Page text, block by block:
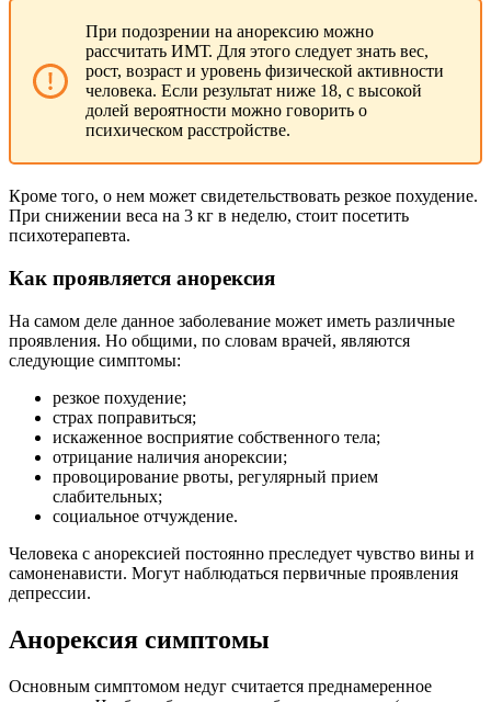
При подозрении на анорексию можно
рассчитать ИМТ. Для этого следует знать вес,
рост, возраст и уровень физической активности
человека. Если результат ниже 18, с высокой
долей вероятности можно говорить о
психическом расстройстве.
Кроме того, о нем может свидетельствовать резкое похудение.
При снижении веса на 3 кг в неделю, стоит посетить
психотерапевта.
Как проявляется анорексия
На самом деле данное заболевание может иметь различные
проявления. Но общими, по словам врачей, являются
следующие симптомы:
резкое похудение;
страх поправиться;
искаженное восприятие собственного тела;
отрицание наличия анорексии;
провоцирование рвоты, регулярный прием
слабительных;
социальное отчуждение.
Человека с анорексией постоянно преследует чувство вины и
самоненависти. Могут наблюдаться первичные проявления
депрессии.
Анорексия симптомы
Основным симптомом недуг считается преднамеренное